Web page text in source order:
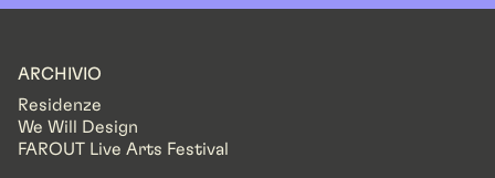
ARCHIVIO
Residenze
We Will Design
FAROUT Live Arts Festival